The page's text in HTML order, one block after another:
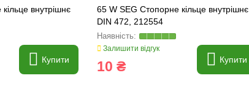
внутрішнє
Купити
65 W SEG Стопорне кільце внутрішнє
DIN 472, 212554
Залишити відгук
10 ₴ Купити